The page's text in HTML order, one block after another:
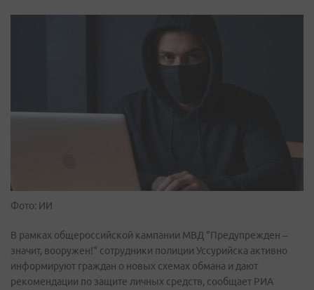
Фото: ИИ
В рамках общероссийской кампании МВД "Предупрежден –
значит, вооружен!" сотрудники полиции Уссурийска активно
информируют граждан о новых схемах обмана и дают
рекомендации по защите личных средств, сообщает РИА